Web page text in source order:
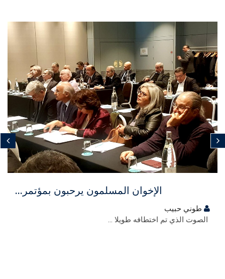
الإخوان المسلمون يرحبون بمؤتمر...
الصوت الذي تم اختطافه طويلا ...